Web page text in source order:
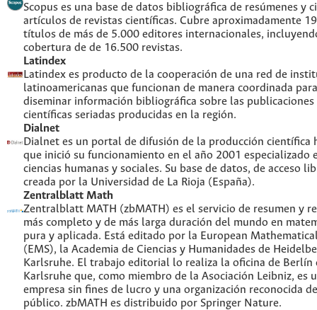
Scopus es una base de datos bibliográfica de resúmenes y
artículos de revistas científicas. Cubre aproximadamente
títulos de más de 5.000 editores internacionales,
cobertura de de 16.500 revistas.
Latindex
Latindex es producto de la cooperación de una red de
latinoamericanas que funcionan de manera coordinada
diseminar información bibliográfica sobre las publicaciones
científicas seriadas producidas en la región.
Dialnet
Dialnet es un portal de difusión de la producción científica
que inició su funcionamiento en el año 2001 especializado
ciencias humanas y sociales. Su base de datos, de acceso
creada por la Universidad de La Rioja (España).
Zentralblatt Math
Zentralblatt MATH (zbMATH) es el servicio de resumen y
más completo y de más larga duración del mundo en
pura y aplicada. Está editado por la European
(EMS), la Academia de Ciencias y Humanidades de
Karlsruhe. El trabajo editorial lo realiza la oficina de Berlín
Karlsruhe que, como miembro de la Asociación Leibniz, es
empresa sin fines de lucro y una organización reconocida
público. zbMATH es distribuido por Springer Nature.